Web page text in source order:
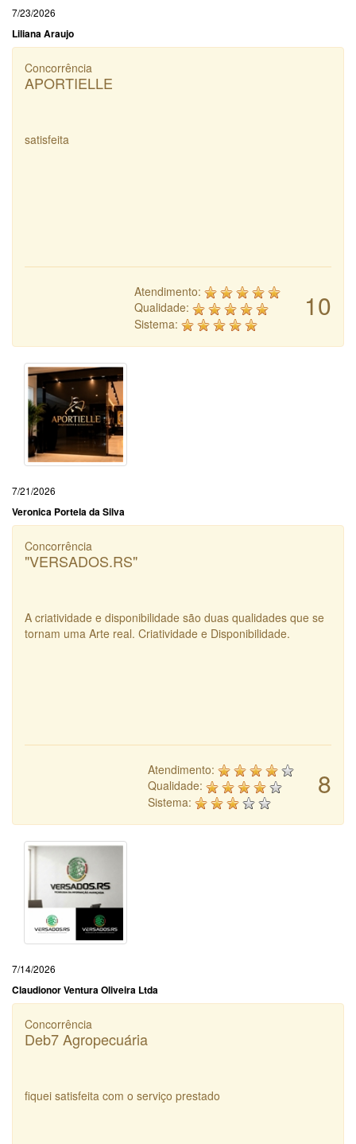
7/23/2026
Liliana Araujo
Concorrência
APORTIELLE
satisfeita
10
Atendimento:
Qualidade:
Sistema:
7/21/2026
Veronica Portela da Silva
Concorrência
"VERSADOS.RS"
A criatividade e disponibilidade são duas qualidades que se
tornam uma Arte real. Criatividade e Disponibilidade.
8
Atendimento:
Qualidade:
Sistema:
7/14/2026
Claudionor Ventura Oliveira Ltda
Concorrência
Deb7 Agropecuária
fiquei satisfeita com o serviço prestado